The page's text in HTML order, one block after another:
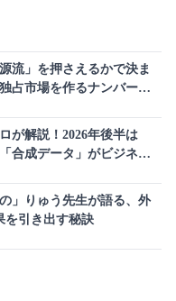
流」を押さえるかで決ま
占市場を作るナンバーワ
が解説！2026年後半は
合成データ」がビジネス
」りゅう先生が語る、外
を引き出す秘訣